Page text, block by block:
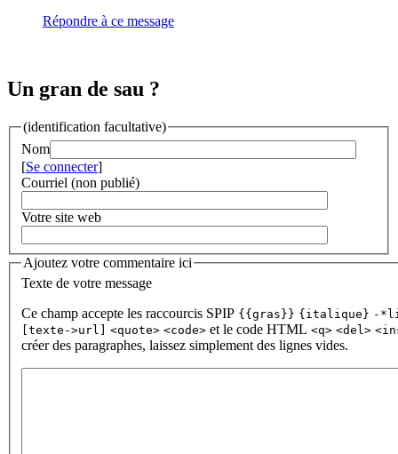
Répondre à ce message
Un gran de sau ?
(identification facultative)
Nom
[Se connecter]
Courriel (non publié)
Votre site web
Ajoutez votre commentaire ici
Texte de votre message
Ce champ accepte les raccourcis SPIP {{gras}} {italique} -
[texte->url]
<quote> <code> et le code HTML <q> <del>
créer des paragraphes, laissez simplement des lignes vides.